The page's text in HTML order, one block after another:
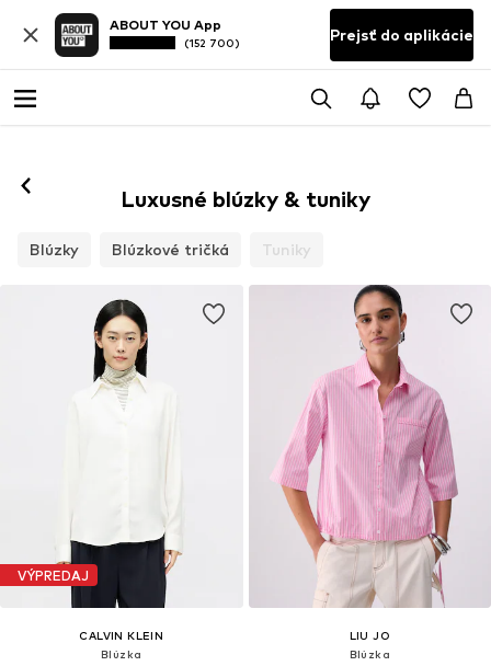
ABOUT YOU App
(152 700) Prejsť do aplikácie
Luxusné blúzky & tuniky
Blúzky Blúzkové tričká Tuniky
VÝPREDAJ
CALVIN KLEIN
Blúzka
LIU JO
Blúzka